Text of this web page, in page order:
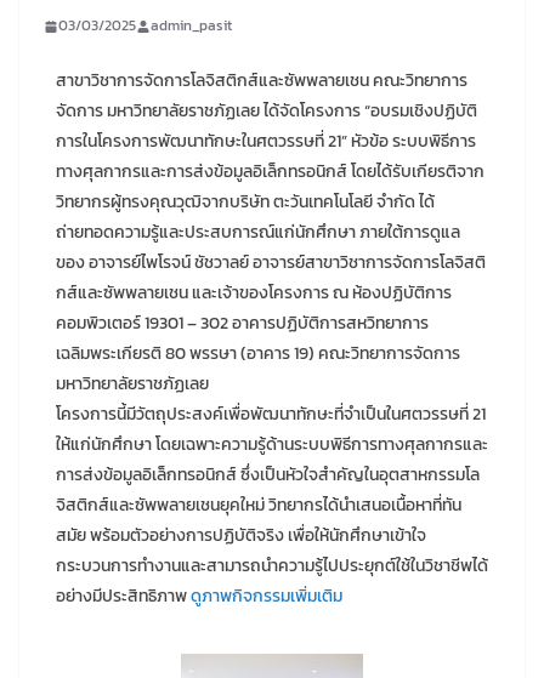
03/03/2025 admin_pasit
สาขาวิชาการจัดการโลจิสติกส์และซัพพลายเชน คณะวิทยาการ
จัดการ มหาวิทยาลัยราชภัฏเลย ได้จัดโครงการ “อบรมเชิงปฏิบัติ
การในโครงการพัฒนาทักษะในศตวรรษที่ 21” หัวข้อ ระบบพิธีการ
ทางศุลกากรและการส่งข้อมูลอิเล็กทรอนิกส์ โดยได้รับเกียรติจาก
วิทยากรผู้ทรงคุณวุฒิจากบริษัท ตะวันเทคโนโลยี จำกัด ได้
ถ่ายทอดความรู้และประสบการณ์แก่นักศึกษา ภายใต้การดูแล
ของ อาจารย์ไพโรจน์ ชัชวาลย์ อาจารย์สาขาวิชาการจัดการโลจิสติ
กส์และซัพพลายเชน และเจ้าของโครงการ ณ ห้องปฏิบัติการ
คอมพิวเตอร์ 19301 – 302 อาคารปฏิบัติการสหวิทยาการ
เฉลิมพระเกียรติ 80 พรรษา (อาคาร 19) คณะวิทยาการจัดการ
มหาวิทยาลัยราชภัฏเลย
โครงการนี้มีวัตถุประสงค์เพื่อพัฒนาทักษะที่จำเป็นในศตวรรษที่ 21
ให้แก่นักศึกษา โดยเฉพาะความรู้ด้านระบบพิธีการทางศุลกากรและ
การส่งข้อมูลอิเล็กทรอนิกส์ ซึ่งเป็นหัวใจสำคัญในอุตสาหกรรมโล
จิสติกส์และซัพพลายเชนยุคใหม่ วิทยากรได้นำเสนอเนื้อหาที่ทัน
สมัย พร้อมตัวอย่างการปฏิบัติจริง เพื่อให้นักศึกษาเข้าใจ
กระบวนการทำงานและสามารถนำความรู้ไปประยุกต์ใช้ในวิชาชีพได้
อย่างมีประสิทธิภาพดูภาพกิจกรรมเพิ่มเติม